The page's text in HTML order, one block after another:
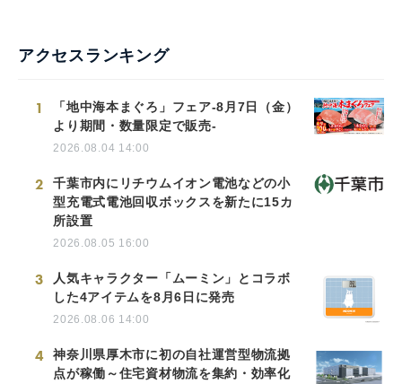
アクセスランキング
1
「地中海本まぐろ」フェア-8月7日（金）
より期間・数量限定で販売-
2026.08.04 14:00
2
千葉市内にリチウムイオン電池などの小
型充電式電池回収ボックスを新たに15カ
所設置
2026.08.05 16:00
3
人気キャラクター「ムーミン」とコラボ
した4アイテムを8月6日に発売
2026.08.06 14:00
4
神奈川県厚木市に初の自社運営型物流拠
点が稼働～住宅資材物流を集約・効率化